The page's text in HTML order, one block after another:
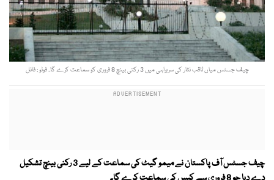
چیف جسٹس میاں ثاقب نثار کی سربراہی میں 3 رکنی بینچ 8 فروری کو سماعت کرے گا۔ فوٹو : فائل
چیف جسٹس آف پاکستان نے میمو گیٹ کی سماعت کے لیے 3 رکنی بینچ تشکیل